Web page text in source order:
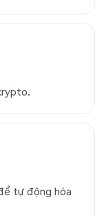
tự động hóa